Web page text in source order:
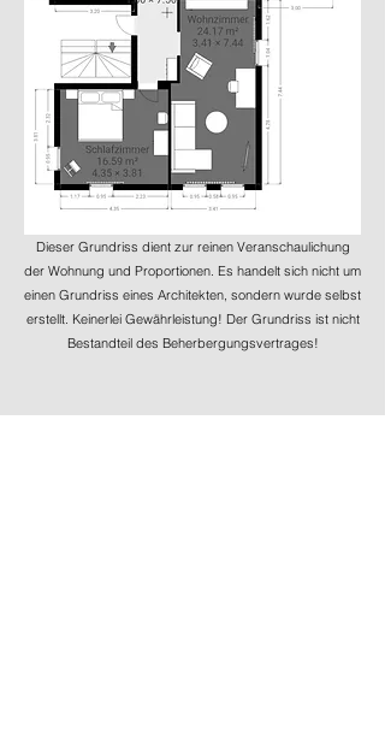
Dieser Grundriss dient zur reinen Veranschaulichung
der Wohnung und Proportionen. Es handelt sich nicht um
einen Grundriss eines Architekten, sondern wurde selbst
erstellt. Keinerlei Gewährleistung! Der Grundriss ist nicht
Bestandteil des Beherbergungsvertrages!